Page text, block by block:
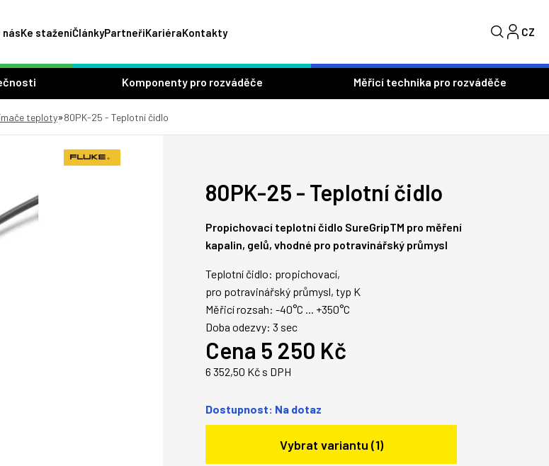
násKe staženíČlánkyPartneřiKariéraKontakty CZ
Komponenty pro rozváděče Měřicí technika pro rozváděče
teploty»80PK-25 - Teplotní čidlo
80PK-25 - Teplotní čidlo
Propichovací teplotní čidlo SureGripTM pro měření
kapalin, gelů, vhodné pro potravinářský průmysl
Teplotní čidlo: propichovací,
pro potravinářský průmysl, typ K
Měřicí rozsah: -40°C ... +350°C
Doba odezvy: 3 sec
Cena 5 250 Kč
6 352,50 Kč s DPH
Dostupnost: Na dotaz
Vybrat variantu (1)